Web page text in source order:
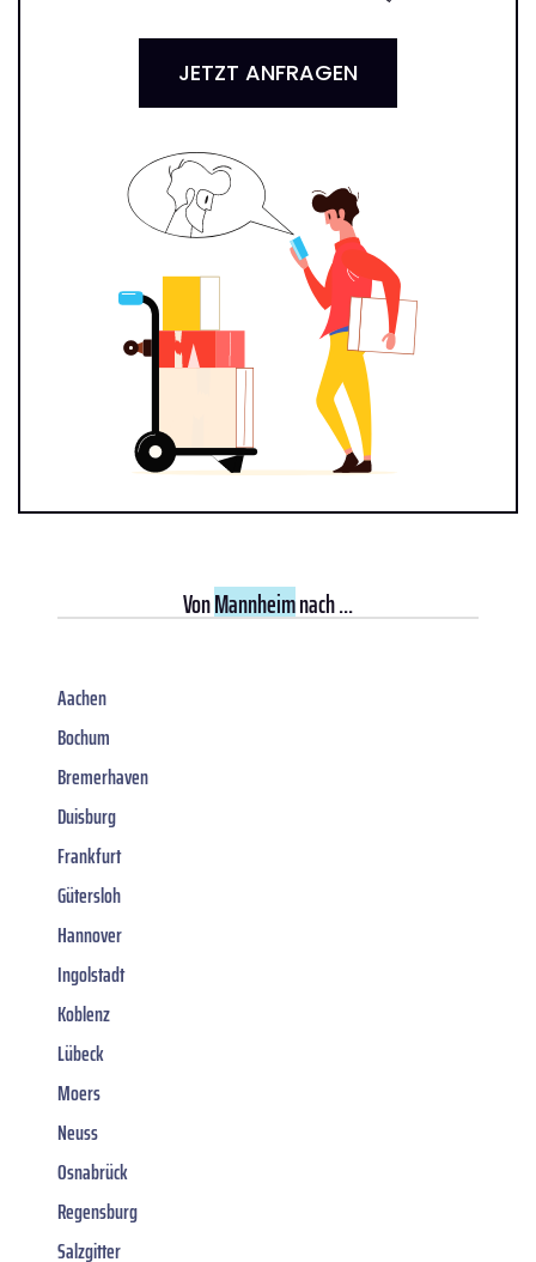
JETZT ANFRAGEN
VonMannheimnach ...
Aachen
Bochum
Bremerhaven
Duisburg
Frankfurt
Gütersloh
Hannover
Ingolstadt
Koblenz
Lübeck
Moers
Neuss
Osnabrück
Regensburg
Salzgitter